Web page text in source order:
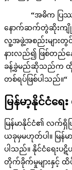
“အဓိက ပြဿ
နောက်ဆက်တွဲဆိုးကျိုး
လူ့အဖွဲ့အစည်းများ
နားလည်၍ ဖြစ်တည်န
ခန့်ခွဲမည်ဆိုသည်က ထို
တစ်ရပ်ဖြစ်ပါသည်။“
မြန်မာ့နိုင်ငံရေ
မြန်မာနိုင်ငံ၏ လက်ရှိ
ယခုမှမဟုတ်ပါ။ မြ
ပါသည်။ နိုင်ငံရေး
တိုက်ခိုက်မှုများနှင့် ထိ